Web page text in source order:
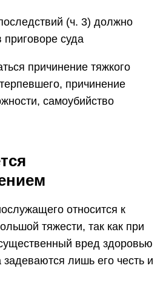
(ч. 3) должно
приговоре суда
причинение тяжкого
причинение
самоубийство
относится к
тяжести, так как при
вред здоровью
задеваются лишь его честь и